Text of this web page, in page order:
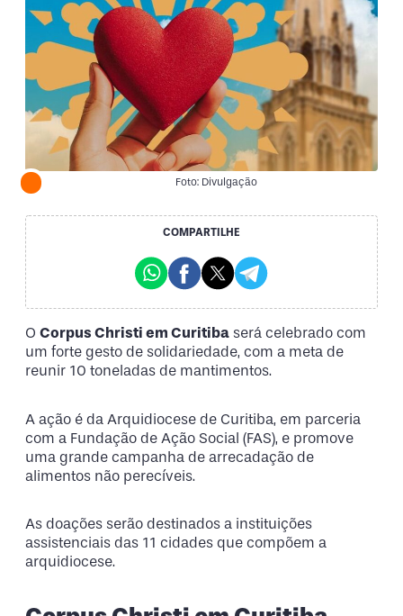
Foto: Divulgação
COMPARTILHE
O Corpus Christi em Curitiba será celebrado com
um forte gesto de solidariedade, com a meta de
reunir 10 toneladas de mantimentos.
A ação é da Arquidiocese de Curitiba, em parceria
com a Fundação de Ação Social (FAS), e promove
uma grande campanha de arrecadação de
alimentos não perecíveis.
As doações serão destinados a instituições
assistenciais das 11 cidades que compõem a
arquidiocese.